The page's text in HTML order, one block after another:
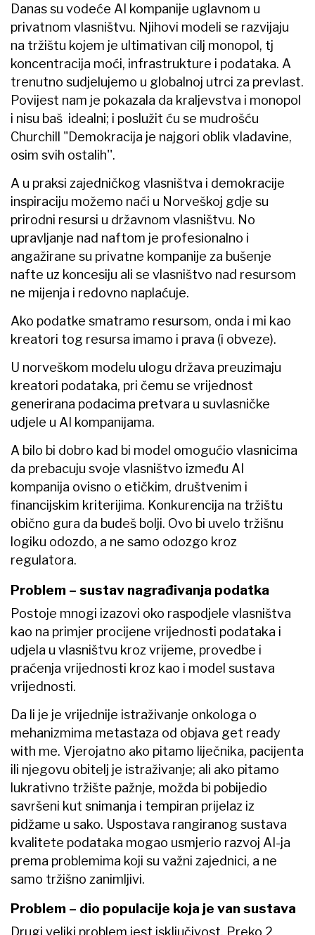
Danas su vodeće AI kompanije uglavnom u
privatnom vlasništvu. Njihovi modeli se razvijaju
na tržištu kojem je ultimativan cilj monopol, tj
koncentracija moći, infrastrukture i podataka. A
trenutno sudjelujemo u globalnoj utrci za prevlast.
Povijest nam je pokazala da kraljevstva i monopol
i nisu baš idealni; i poslužit ću se mudrošću
Churchill "Demokracija je najgori oblik vladavine,
osim svih ostalih''.
A u praksi zajedničkog vlasništva i demokracije
inspiraciju možemo naći u Norveškoj gdje su
prirodni resursi u državnom vlasništvu. No
upravljanje nad naftom je profesionalno i
angažirane su privatne kompanije za bušenje
nafte uz koncesiju ali se vlasništvo nad resursom
ne mijenja i redovno naplaćuje.
Ako podatke smatramo resursom, onda i mi kao
kreatori tog resursa imamo i prava (i obveze).
U norveškom modelu ulogu država preuzimaju
kreatori podataka, pri čemu se vrijednost
generirana podacima pretvara u suvlasničke
udjele u AI kompanijama.
A bilo bi dobro kad bi model omogućio vlasnicima
da prebacuju svoje vlasništvo između AI
kompanija ovisno o etičkim, društvenim i
financijskim kriterijima. Konkurencija na tržištu
obično gura da budeš bolji. Ovo bi uvelo tržišnu
logiku odozdo, a ne samo odozgo kroz
regulatora.
Problem – sustav nagrađivanja podatka
Postoje mnogi izazovi oko raspodjele vlasništva
kao na primjer procijene vrijednosti podataka i
udjela u vlasništvu kroz vrijeme, provedbe i
praćenja vrijednosti kroz kao i model sustava
vrijednosti.
Da li je je vrijednije istraživanje onkologa o
mehanizmima metastaza od objava get ready
with me. Vjerojatno ako pitamo liječnika, pacijenta
ili njegovu obitelj je istraživanje; ali ako pitamo
lukrativno tržište pažnje, možda bi pobijedio
savršeni kut snimanja i tempiran prijelaz iz
pidžame u sako. Uspostava rangiranog sustava
kvalitete podataka mogao usmjerio razvoj AI-ja
prema problemima koji su važni zajednici, a ne
samo tržišno zanimljivi.
Problem – dio populacije koja je van sustava